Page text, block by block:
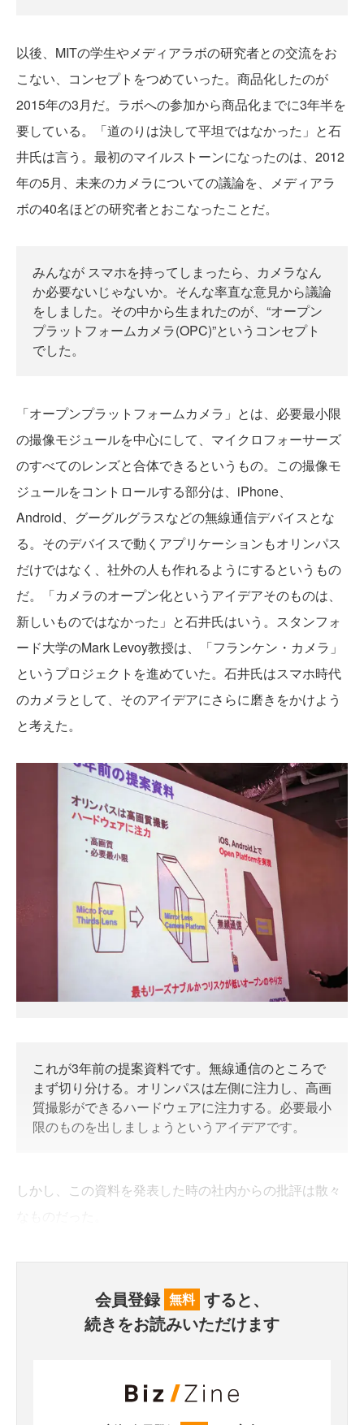
以後、MITの学生やメディアラボの研究者との交流をお
こない、コンセプトをつめていった。商品化したのが
2015年の3月だ。ラボへの参加から商品化までに3年半を
要している。「道のりは決して平坦ではなかった」と石
井氏は言う。最初のマイルストーンになったのは、2012
年の5月、未来のカメラについての議論を、メディアラ
ボの40名ほどの研究者とおこなったことだ。
みんなが スマホを持ってしまったら、カメラなん
か必要ないじゃないか。そんな率直な意見から議論
をしました。その中から生まれたのが、“オープン
プラットフォームカメラ(OPC)”というコンセプト
でした。
「オープンプラットフォームカメラ」とは、必要最小限
の撮像モジュールを中心にして、マイクロフォーサーズ
のすべてのレンズと合体できるというもの。この撮像モ
ジュールをコントロールする部分は、iPhone、
Android、グーグルグラスなどの無線通信デバイスとな
る。そのデバイスで動くアプリケーションもオリンパス
だけではなく、社外の人も作れるようにするというもの
だ。「カメラのオープン化というアイデアそのものは、
新しいものではなかった」と石井氏はいう。スタンフォ
ード大学のMark Levoy教授は、「フランケン・カメラ」
というプロジェクトを進めていた。石井氏はスマホ時代
のカメラとして、そのアイデアにさらに磨きをかけよう
と考えた。
これが3年前の提案資料です。無線通信のところで
まず切り分ける。オリンパスは左側に注力し、高画
質撮影ができるハードウェアに注力する。必要最小
限のものを出しましょうというアイデアです。
しかし、この資料を発表した時の社内からの批評は散々
会員登録 無料 すると、
続きをお読みいただけます